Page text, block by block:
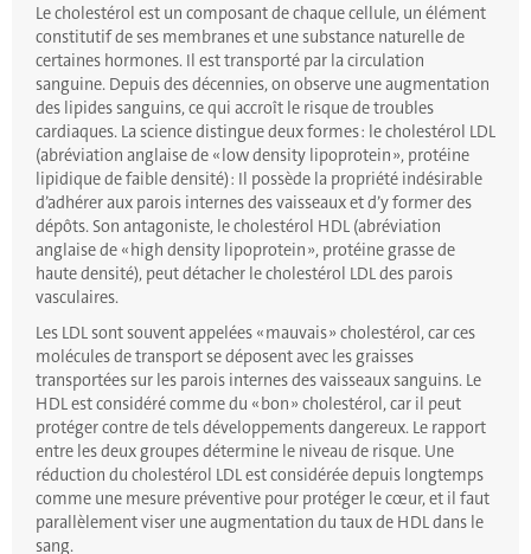
Le cholestérol est un composant de chaque cellule, un élément
constitutif de ses membranes et une substance naturelle de
certaines hormones. Il est transporté par la circulation
sanguine. Depuis des décennies, on observe une augmentation
des lipides sanguins, ce qui accroît le risque de troubles
cardiaques. La science distingue deux formes : le cholestérol LDL
(abréviation anglaise de « low density lipoprotein », protéine
lipidique de faible densité) : Il possède la propriété indésirable
d’adhérer aux parois internes des vaisseaux et d’y former des
dépôts. Son antagoniste, le cholestérol HDL (abréviation
anglaise de « high density lipoprotein », protéine grasse de
haute densité), peut détacher le cholestérol LDL des parois
vasculaires.
Les LDL sont souvent appelées « mauvais » cholestérol, car ces
molécules de transport se déposent avec les graisses
transportées sur les parois internes des vaisseaux sanguins. Le
HDL est considéré comme du « bon » cholestérol, car il peut
protéger contre de tels développements dangereux. Le rapport
entre les deux groupes détermine le niveau de risque. Une
réduction du cholestérol LDL est considérée depuis longtemps
comme une mesure préventive pour protéger le cœur, et il faut
parallèlement viser une augmentation du taux de HDL dans le
sang.